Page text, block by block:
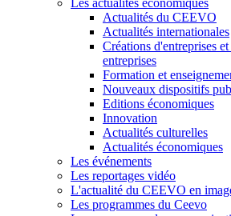
Les actualités économiques
Actualités du CEEVO
Actualités internationales
Créations d'entreprises
entreprises
Formation et
Nouveaux dispositifs
Editions économiques
Innovation
Actualités culturelles
Actualités économiques
Les événements
Les reportages vidéo
L'actualité du CEEVO en
Les programmes du Ceevo